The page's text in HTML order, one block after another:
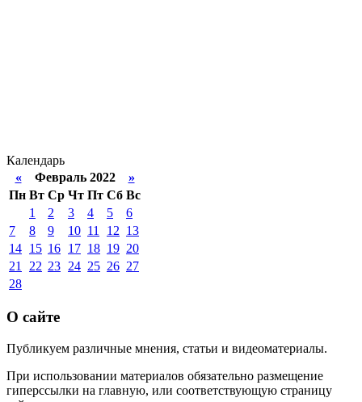
Календарь
«Февраль 2022 »
Пн Вт Ср Чт Пт Сб Вс
1
2 3 4 5
6
7
8 9 10 11 12 13
14 15 16 17 18 19 20
21
22 23 24 25 26 27
28
О сайте
Публикуем различные мнения, статьи и видеоматериалы.
При использовании материалов обязательно размещение
гиперссылки на главную, или соответствующую страницу